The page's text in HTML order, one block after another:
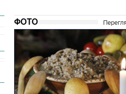
ФОТО